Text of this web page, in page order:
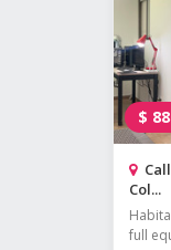
$
Col...
full